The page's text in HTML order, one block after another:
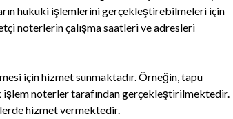
hukuki işlemlerini gerçekleştirebilmeleri için
noterlerin çalışma saatleri ve adresleri
için hizmet sunmaktadır. Örneğin, tapu
noterler tarafından gerçekleştirilmektedir.
hizmet vermektedir.